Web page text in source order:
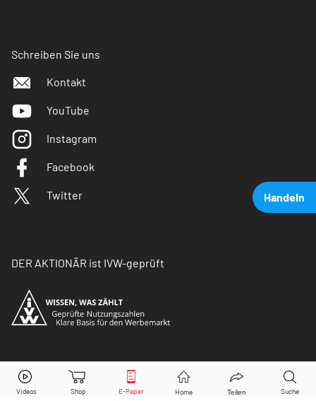
Handeln
MTU Aero Engines Aktie jetzt handeln?
Schreiben Sie uns
Kontakt
YouTube
Instagram
Facebook
Twitter
DER AKTIONÄR ist IVW-geprüft
© Copyright 2026 Börsenmedien AG. Alle Rechte